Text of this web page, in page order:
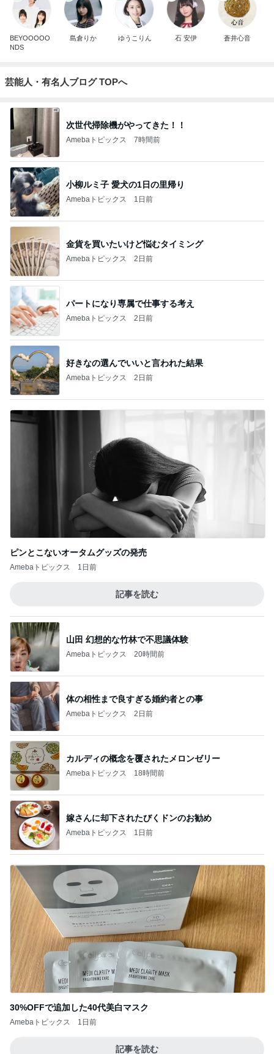
BEYOOOOO
NDS
島倉りか ゆうこりん 石 安伊 蒼井心音
芸能人・有名人ブログ TOPへ
次世代掃除機がやってきた！！
Amebaトピックス 7時間前
小柳ルミ子 愛犬の1日の里帰り
Amebaトピックス 1日前
金貨を買いたいけど悩むタイミング
Amebaトピックス 2日前
パートになり専属で仕事する考え
Amebaトピックス 2日前
好きなの選んでいいと言われた結果
Amebaトピックス 2日前
ピンとこないオータムグッズの発売
Amebaトピックス 1日前
記事を読む
山田 幻想的な竹林で不思議体験
Amebaトピックス 20時間前
体の相性まで良すぎる婚約者との事
Amebaトピックス 2日前
カルディの概念を覆されたメロンゼリー
Amebaトピックス 18時間前
嫁さんに却下されたびくドンのお勧め
Amebaトピックス 1日前
30%OFFで追加した40代美白マスク
Amebaトピックス 1日前
記事を読む